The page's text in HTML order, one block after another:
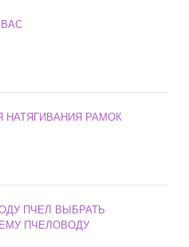
НАТЯГИВАНИЯ РАМОК
ПЧЕЛ ВЫБРАТЬ
ПЧЕЛОВОДУ